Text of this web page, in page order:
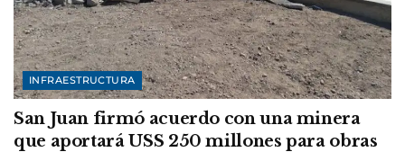
INFRAESTRUCTURA
San Juan firmó acuerdo con una minera
que aportará USS 250 millones para obras